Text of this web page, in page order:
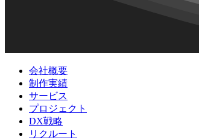
会社概要
制作実績
サービス
プロジェクト
DX戦略
リクルート